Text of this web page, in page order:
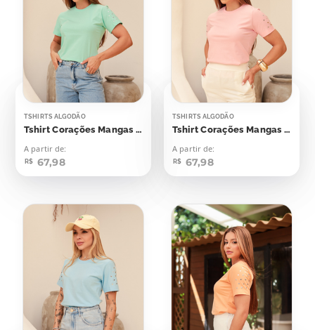
TSHIRTS ALGODÃO
Tshirt Corações Mangas Aplicação
A partir de:
R$ 67,98
TSHIRTS ALGODÃO
Tshirt Corações Mangas Aplicação
A partir de:
R$ 67,98